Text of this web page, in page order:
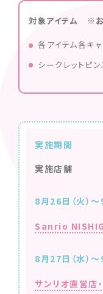
対象アイテム ※
各アイテム各キ
シークレットピン
実施期間
実施店舗
8月26日（火）～
Sanrio
8月27日（水）～
サンリオ直営店